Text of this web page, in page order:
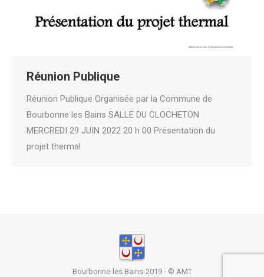
Réunion Publique
Réunion Publique Organisée par la Commune de
Bourbonne les Bains SALLE DU CLOCHETON
MERCREDI 29 JUIN 2022 20 h 00 Présentation du
projet thermal
Bourbonne-les Bains-2019 - © AMT